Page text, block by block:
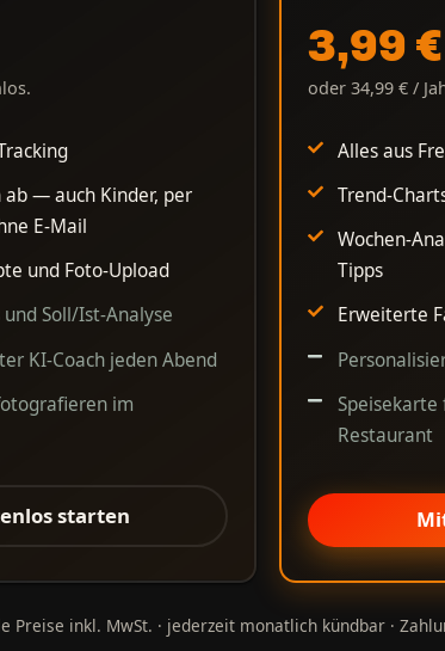
— auch Kinder, per
E-Mail
und Foto-Upload
Soll/Ist-Analyse
KI-Coach jeden Abend
im
starten
3,99 €
oder 34,99 € /
Alles aus
Trend-
Wochen-
Tipps
Erweiterte
Restaurant
Preise inkl. MwSt. · jederzeit monatlich kündbar ·